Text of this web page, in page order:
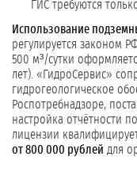
ГИС требуются
Использование
регулируется законом
500 м³/сутки
лет). «ГидроСервис»
гидрогеологическое
Роспотребнадзоре,
настройка отчётности
лицензии
от 800 000 рублей для